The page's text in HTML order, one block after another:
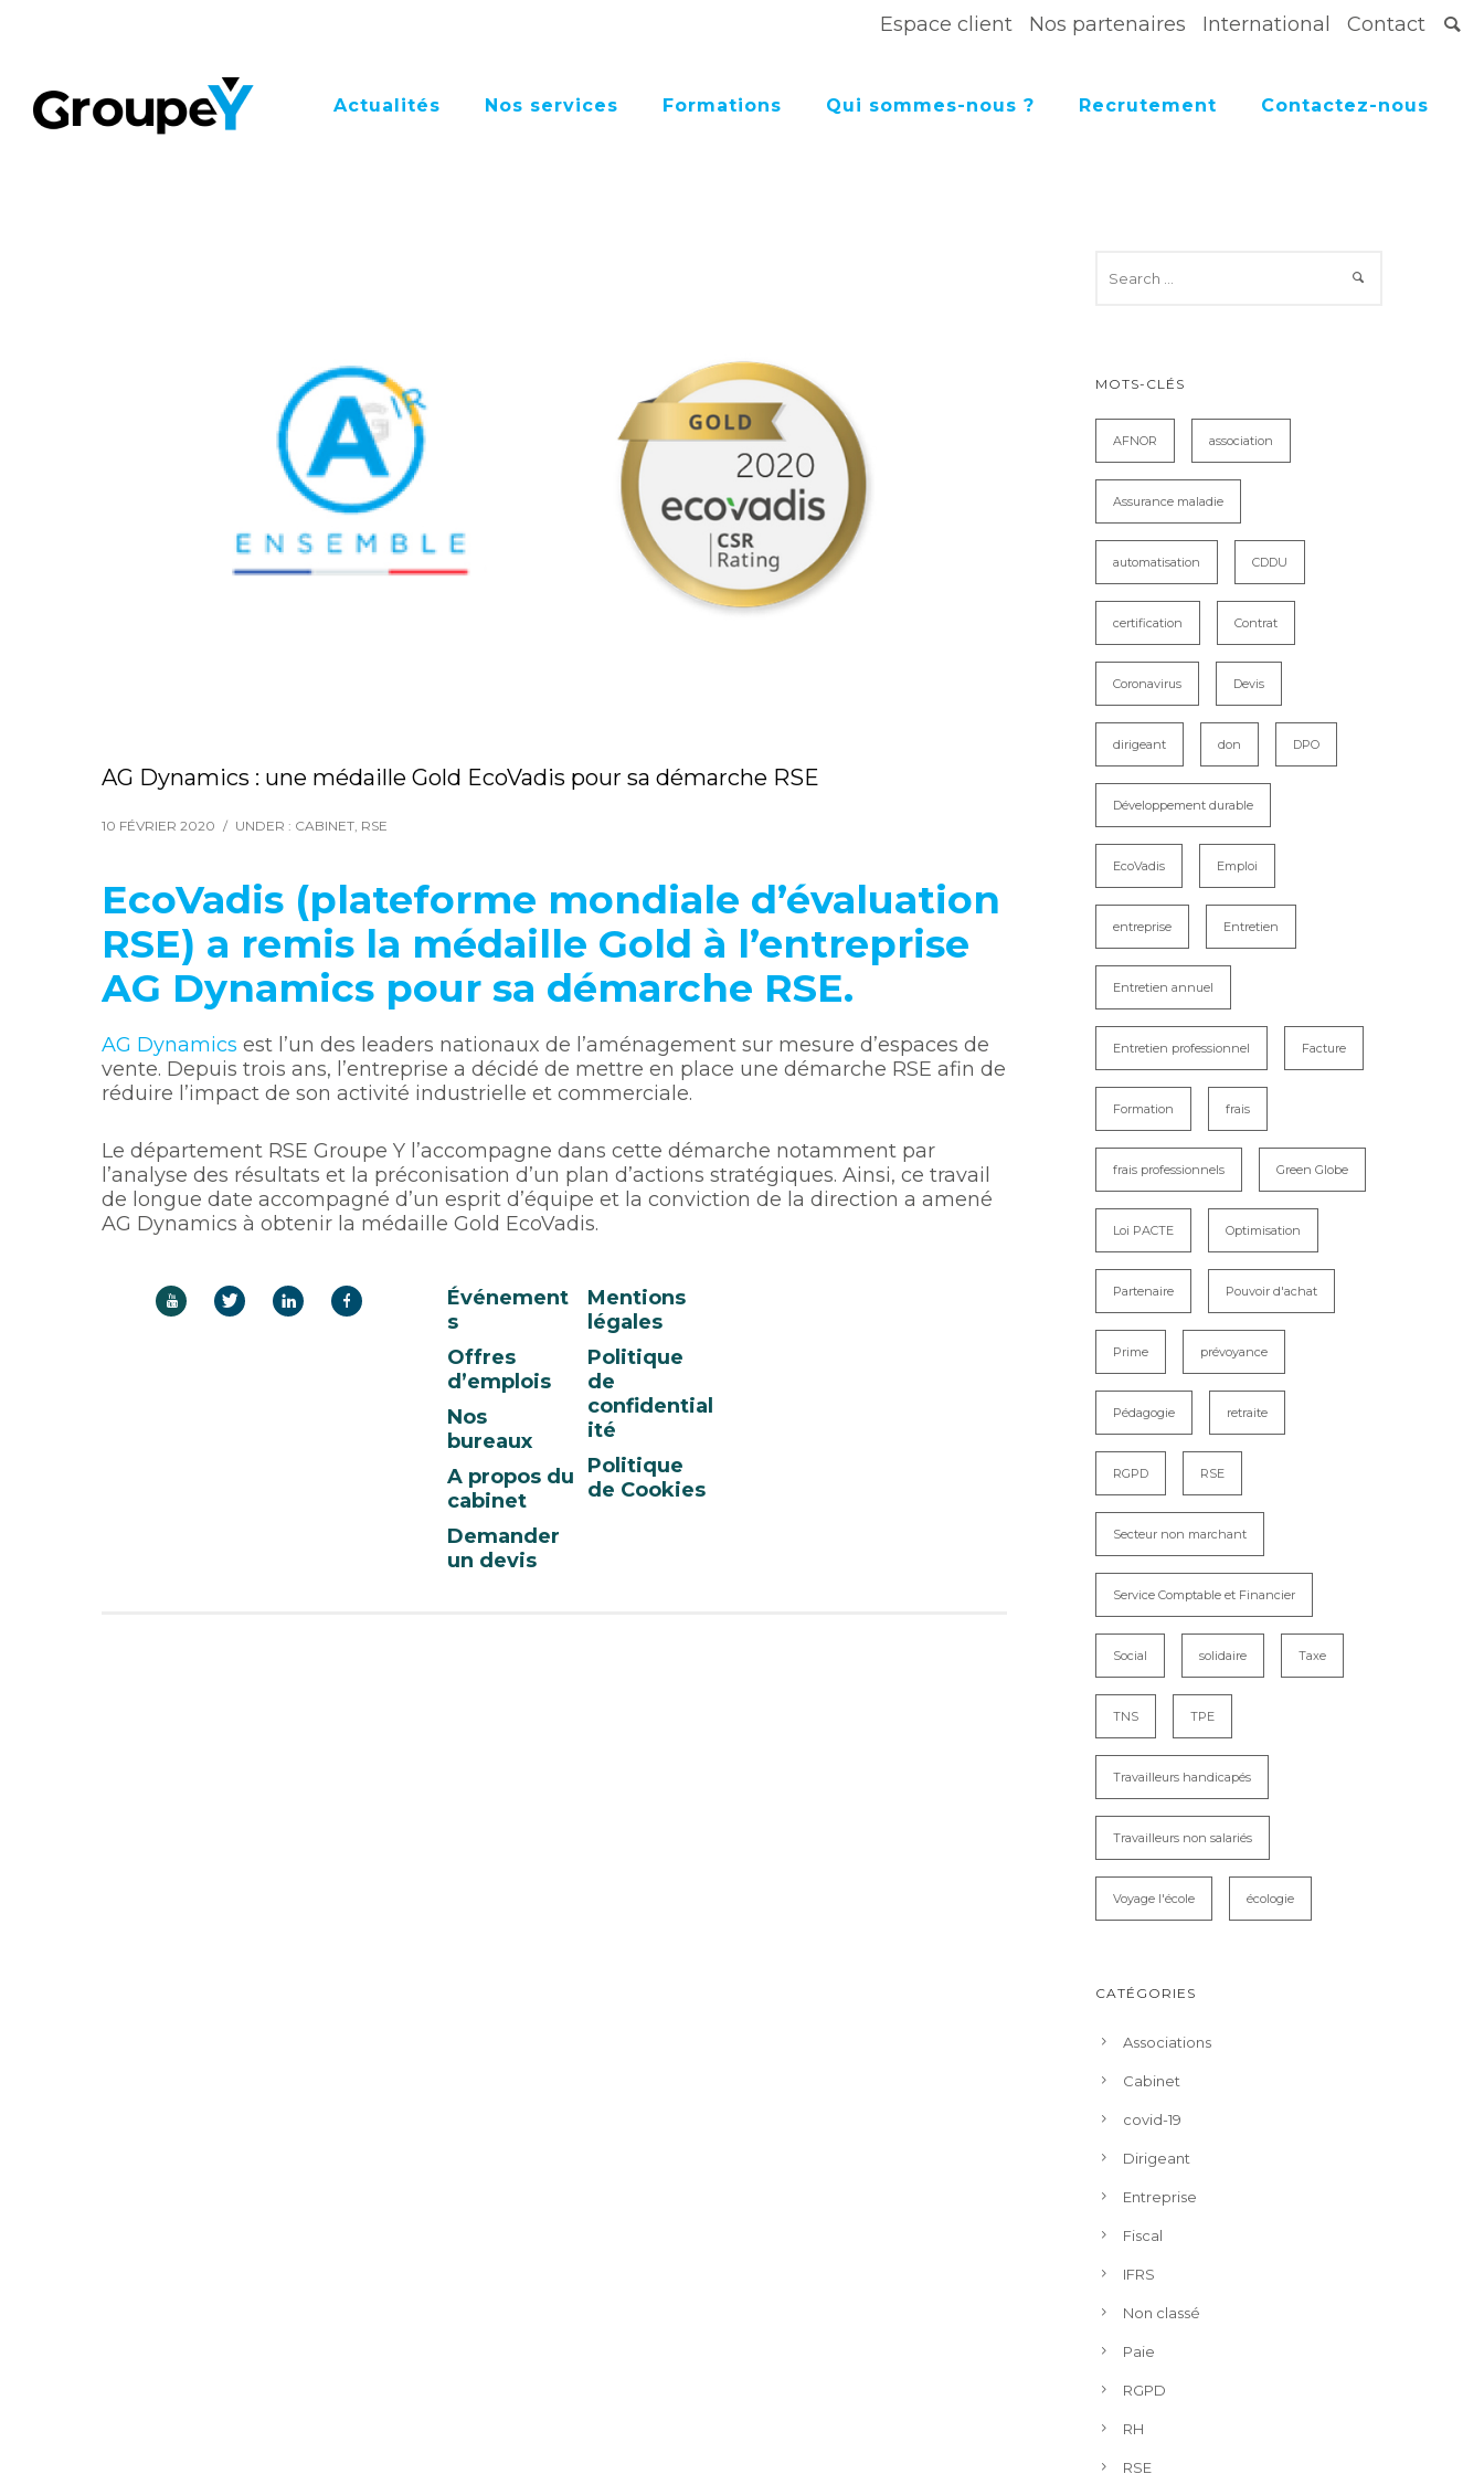
Espace client Nos partenaires International Contact
Actualités Nos services Formations Qui sommes-nous ? Recrutement Contactez-nous
AG Dynamics : une médaille Gold EcoVadis pour sa démarche RSE
10 FÉVRIER 2020 / UNDER : CABINET, RSE
EcoVadis (plateforme mondiale d’évaluation
RSE) a remis la médaille Gold à l’entreprise
AG Dynamics pour sa démarche RSE.
AG Dynamics est l’un des leaders nationaux de l’aménagement sur mesure d’espaces de
vente. Depuis trois ans, l’entreprise a décidé de mettre en place une démarche RSE afin de
réduire l’impact de son activité industrielle et commerciale.
Le département RSE Groupe Y l’accompagne dans cette démarche notamment par
l’analyse des résultats et la préconisation d’un plan d’actions stratégiques. Ainsi, ce travail
de longue date accompagné d’un esprit d’équipe et la conviction de la direction a amené
AG Dynamics à obtenir la médaille Gold EcoVadis.
Événement
s
Offres
d’emplois
Nos
bureaux
A propos du
cabinet
Demander
un devis
Mentions
légales
Politique
de
confidential
ité
Politique
de Cookies
MOTS-CLÉS
AFNOR association
Assurance maladie
automatisation CDDU
certification Contrat
Coronavirus Devis
dirigeant don DPO
Développement durable
EcoVadis Emploi
entreprise Entretien
Entretien annuel
Entretien professionnel Facture
Formation frais
frais professionnels Green Globe
Loi PACTE Optimisation
Partenaire Pouvoir d'achat
Prime prévoyance
Pédagogie retraite
RGPD RSE
Secteur non marchant
Service Comptable et Financier
Social solidaire Taxe
TNS TPE
Travailleurs handicapés
Travailleurs non salariés
Voyage l'école écologie
CATÉGORIES
Associations
Cabinet
covid-19
Dirigeant
Entreprise
Fiscal
IFRS
Non classé
Paie
RGPD
RH
RSE